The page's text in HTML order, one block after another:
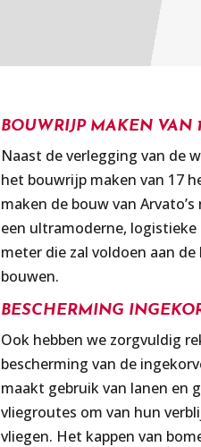
BOUWRIJP MAKEN VAN
Naast de verlegging van de
het bouwrijp maken van 17
maken de bouw van
een ultramoderne, logistieke
meter die zal voldoen aan
bouwen.
BESCHERMING
Ook hebben we zorgvuldig
bescherming van de
maakt gebruik van lanen en
vliegroutes om van hun
vliegen. Het kappen van